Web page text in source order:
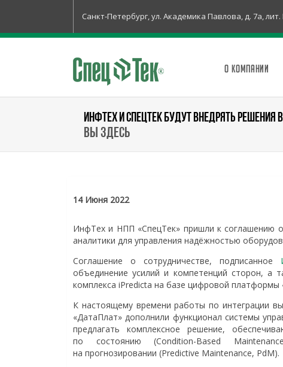
Санкт-Петербург, ул. Академика Павлова, д. 7а, лит.
О КОМПАНИИ
ИНФТЕХ И СПЕЦТЕК БУДУТ ВНЕДРЯТЬ РЕШЕНИЯ
Вы здесь
14 Июня 2022
ИнфТех и НПП «СпецТек» пришли к соглашению
аналитики для управления надёжностью
Соглашение о сотрудничестве, подписанное
объединение усилий и компетенций сторон, а
комплекса iPredicta на базе цифровой платформы
К настоящему времени работы по интеграции
«ДатаПлат» дополнили функционал системы
предлагать комплексное решение,
по состоянию (Condition-Based
на прогнозировании (Predictive Maintenance, PdM).